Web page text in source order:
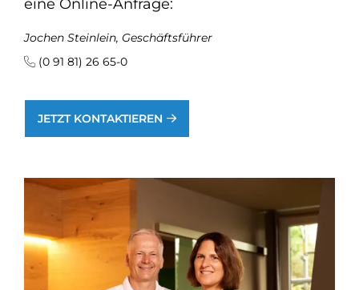
eine Online-Anfrage:
Jochen Steinlein, Geschäftsführer
(0 91 81) 26 65-0
JETZT KONTAKTIEREN